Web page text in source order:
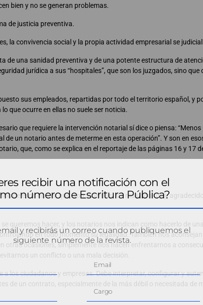
bien y no se generan problemas.
de justicia preventiva.
la convivencia social y la propia actividad empresarial se
de una sanidad preventiva y de una potente estructura de
jurídica a sus “hospitales”, que son los juzgados, sino que
sus empleados, repartidas por todo el territorio español, y
que ocurre en ellas no suele ser noticia.
que requiere la intervención notarial sí dice o piensa:
un notario antes de meterme en esta operación”. Y son en
que, como se explica en el reportaje de las páginas 16 y 17
de esos casos, que, son, además, los más bonitos y
queremos hacer, y los notarios nos indican como hacerlo de
en todo momento su legalidad. También nos
otras ocasiones, simplemente nos hacen enfrentarnos a
un conflicto o una mala decisión.
los ciudadanos y empresas. Debe interpretar, configurar y
de un contrato, especialmente de la más débil o necesitada de
recibir una notificación con el
número de Escritura Pública?
y recibirás un correo cuando publiquemos el
siguiente número de la revista.